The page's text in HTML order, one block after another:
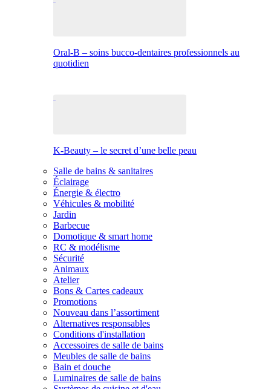
Oral-B – soins bucco-dentaires professionnels au
quotidien
K-Beauty – le secret d’une belle peau
Salle de bains & sanitaires
Éclairage
Énergie & électro
Véhicules & mobilité
Jardin
Barbecue
Domotique & smart home
RC & modélisme
Sécurité
Animaux
Atelier
Bons & Cartes cadeaux
Promotions
Nouveau dans l’assortiment
Alternatives responsables
Conditions d'installation
Accessoires de salle de bains
Meubles de salle de bains
Bain et douche
Luminaires de salle de bains